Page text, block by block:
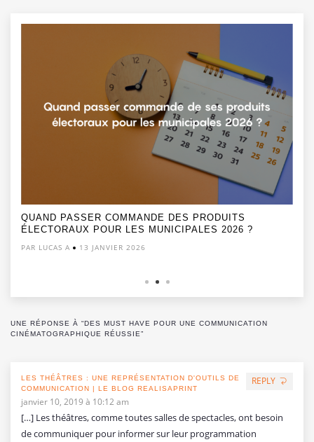
QUAND PASSER COMMANDE DES PRODUITS
ÉLECTORAUX POUR LES MUNICIPALES 2026 ?
PAR LUCAS A 13 JANVIER 2026
UNE RÉPONSE À “DES MUST HAVE POUR UNE COMMUNICATION
CINÉMATOGRAPHIQUE RÉUSSIE”
REPLY
LES THÉÂTRES : UNE REPRÉSENTATION D'OUTILS DE
COMMUNICATION | LE BLOG REALISAPRINT
janvier 10, 2019 à 10:12 am
[…] Les théâtres, comme toutes salles de spectacles, ont besoin
de communiquer pour informer sur leur programmation